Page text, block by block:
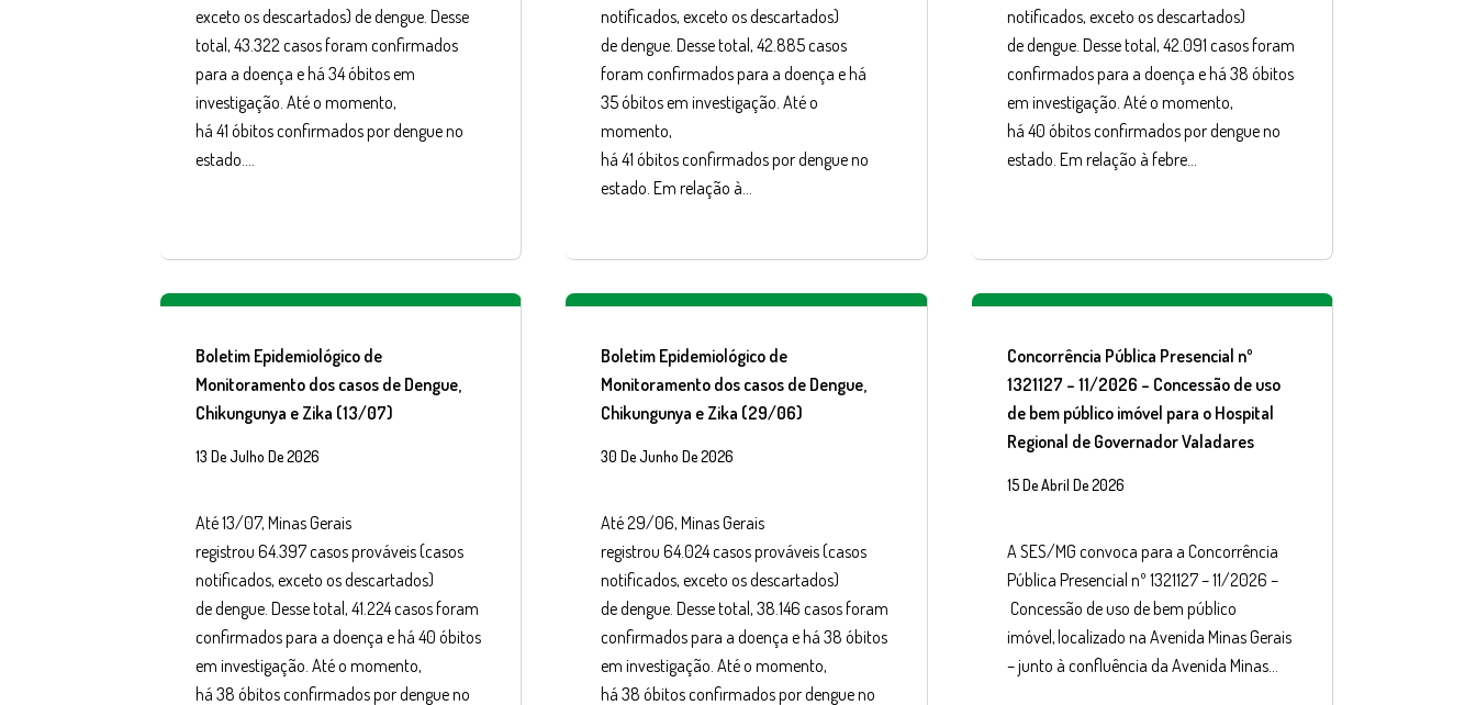
exceto os descartados) de dengue. Desse
total, 43.322 casos foram confirmados
para a doença e há 34 óbitos em
investigação. Até o momento,
há 41 óbitos confirmados por dengue no
estado….
notificados, exceto os descartados)
de dengue. Desse total, 42.885 casos
foram confirmados para a doença e há
35 óbitos em investigação. Até o
momento,
há 41 óbitos confirmados por dengue no
estado. Em relação à…
notificados, exceto os descartados)
de dengue. Desse total, 42.091 casos foram
confirmados para a doença e há 38 óbitos
em investigação. Até o momento,
há 40 óbitos confirmados por dengue no
estado. Em relação à febre…
Boletim Epidemiológico de
Monitoramento dos casos de Dengue,
Chikungunya e Zika (13/07)
13 De Julho De 2026
Até 13/07, Minas Gerais
registrou 64.397 casos prováveis (casos
notificados, exceto os descartados)
de dengue. Desse total, 41.224 casos foram
confirmados para a doença e há 40 óbitos
em investigação. Até o momento,
há 38 óbitos confirmados por dengue no
Boletim Epidemiológico de
Monitoramento dos casos de Dengue,
Chikungunya e Zika (29/06)
30 De Junho De 2026
Até 29/06, Minas Gerais
registrou 64.024 casos prováveis (casos
notificados, exceto os descartados)
de dengue. Desse total, 38.146 casos foram
confirmados para a doença e há 38 óbitos
em investigação. Até o momento,
há 38 óbitos confirmados por dengue no
Concorrência Pública Presencial nº
1321127 – 11/2026 – Concessão de uso
de bem público imóvel para o Hospital
Regional de Governador Valadares
15 De Abril De 2026
A SES/MG convoca para a Concorrência
Pública Presencial nº 1321127 – 11/2026 –
Concessão de uso de bem público
imóvel, localizado na Avenida Minas Gerais
– junto à confluência da Avenida Minas…